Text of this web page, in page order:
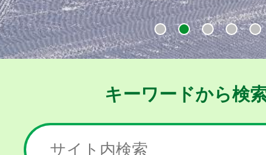
1 2 3 4
キーワードから検